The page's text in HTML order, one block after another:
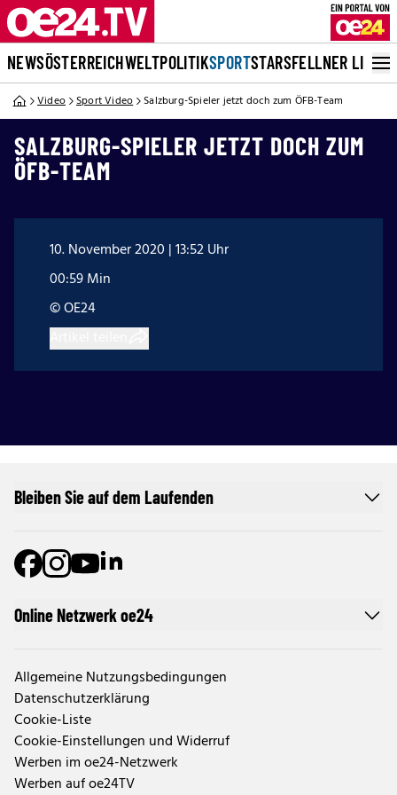
NEWSÖSTERREICHWELTPOLITIKSPORTSTARSFELLNER LIVE
Video Sport Video Salzburg-Spieler jetzt doch zum ÖFB-Team
SALZBURG-SPIELER JETZT DOCH ZUM
ÖFB-TEAM
10. November 2020 | 13:52 Uhr
00:59 Min
© OE24
Online Netzwerk oe24
Allgemeine Nutzungsbedingungen
Datenschutzerklärung
Cookie-Liste
Cookie-Einstellungen und Widerruf
Werben im oe24-Netzwerk
Werben auf oe24TV
Bleiben Sie auf dem Laufenden